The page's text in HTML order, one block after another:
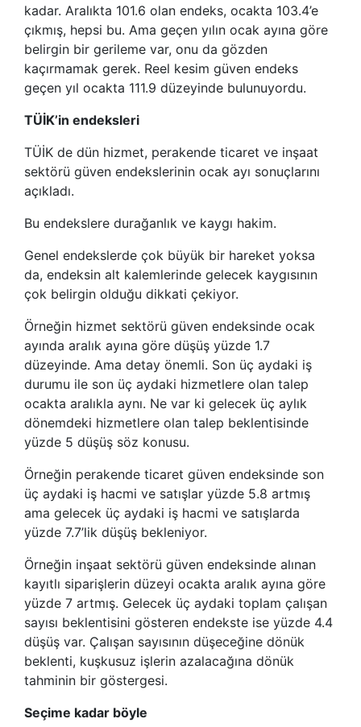
kadar. Aralıkta 101.6 olan endeks, ocakta 103.4’e
çıkmış, hepsi bu. Ama geçen yılın ocak ayına göre
belirgin bir gerileme var, onu da gözden
kaçırmamak gerek. Reel kesim güven endeks
geçen yıl ocakta 111.9 düzeyinde bulunuyordu.
TÜİK’in endeksleri
TÜİK de dün hizmet, perakende ticaret ve inşaat
sektörü güven endekslerinin ocak ayı sonuçlarını
açıkladı.
Bu endekslere durağanlık ve kaygı hakim.
Genel endekslerde çok büyük bir hareket yoksa
da, endeksin alt kalemlerinde gelecek kaygısının
çok belirgin olduğu dikkati çekiyor.
Örneğin hizmet sektörü güven endeksinde ocak
ayında aralık ayına göre düşüş yüzde 1.7
düzeyinde. Ama detay önemli. Son üç aydaki iş
durumu ile son üç aydaki hizmetlere olan talep
ocakta aralıkla aynı. Ne var ki gelecek üç aylık
dönemdeki hizmetlere olan talep beklentisinde
yüzde 5 düşüş söz konusu.
Örneğin perakende ticaret güven endeksinde son
üç aydaki iş hacmi ve satışlar yüzde 5.8 artmış
ama gelecek üç aydaki iş hacmi ve satışlarda
yüzde 7.7’lik düşüş bekleniyor.
Örneğin inşaat sektörü güven endeksinde alınan
kayıtlı siparişlerin düzeyi ocakta aralık ayına göre
yüzde 7 artmış. Gelecek üç aydaki toplam çalışan
sayısı beklentisini gösteren endekste ise yüzde 4.4
düşüş var. Çalışan sayısının düşeceğine dönük
beklenti, kuşkusuz işlerin azalacağına dönük
tahminin bir göstergesi.
Seçime kadar böyle